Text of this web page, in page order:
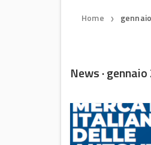
Home ❯
News ·